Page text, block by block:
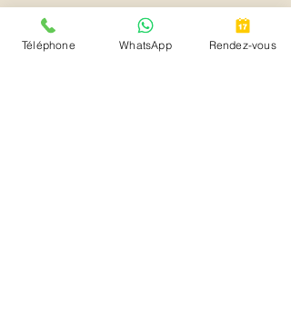
Vous souhaitez plus d'informations quant aux
forfaits que nous pouvons vous proposer dans le
cadre d'une procédure judiciaire devant le
Téléphone WhatsApp Rendez-vous